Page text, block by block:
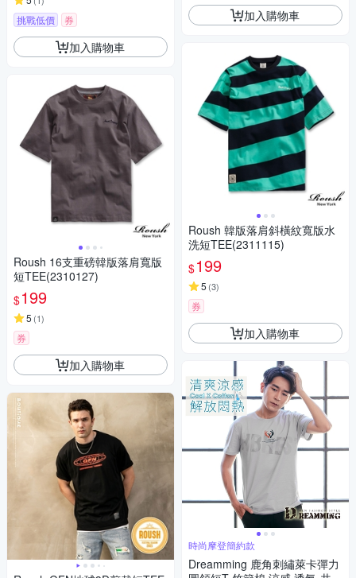
挑戰低價 券
加入購物車
Roush 16支重磅韓版落肩寬版
短TEE(2310127)
$199
5 (1)
券
加入購物車
加入購物車
Roush 韓版落肩斜橫紋寬版水
洗短TEE(2311115)
$199
5 (3)
券
加入購物車
時尚摩登簡約款
Dreamming 鹿角刺繡萊卡彈力